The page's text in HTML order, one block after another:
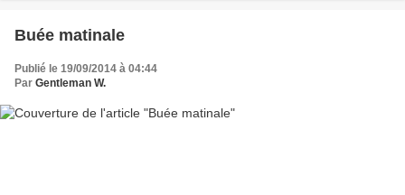
Buée matinale
Publié le 19/09/2014 à 04:44
Par Gentleman W.